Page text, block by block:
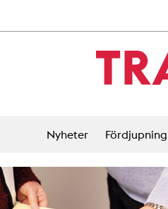
Nyheter Fördjupning